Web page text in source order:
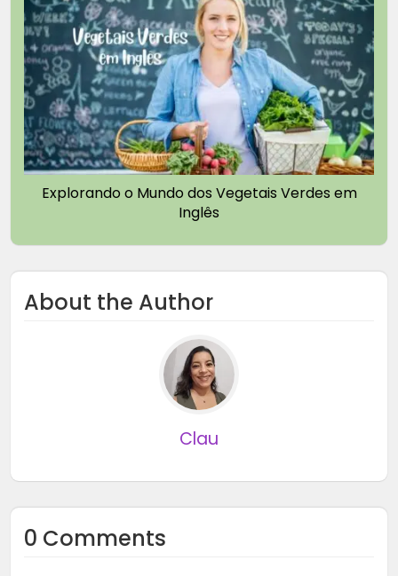
Explorando o Mundo dos Vegetais Verdes em
Inglês
About the Author
Clau
0 Comments